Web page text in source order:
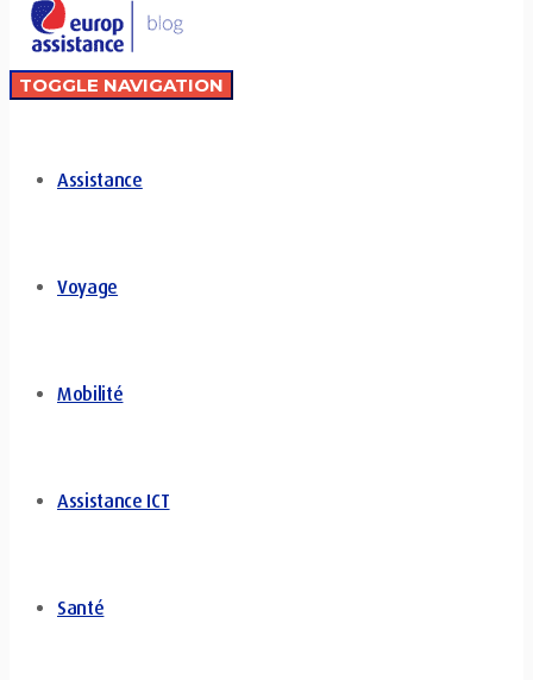
TOGGLE NAVIGATION
Assistance
Voyage
Mobilité
Assistance ICT
Santé